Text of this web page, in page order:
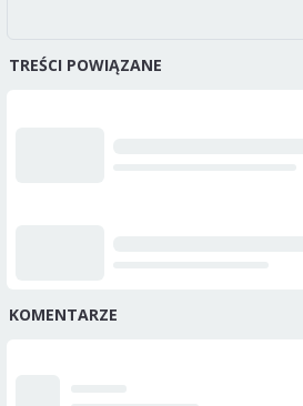
TREŚCI POWIĄZANE
KOMENTARZE